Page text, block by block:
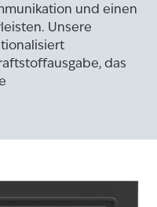
und einen
Unsere
das